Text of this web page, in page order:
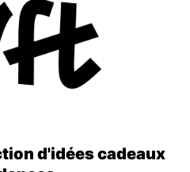
d'idées cadeaux